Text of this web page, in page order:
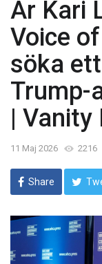
Är Kari
Voice
söka
Trump-
| Vanity
11 Maj 2026 2216
Share